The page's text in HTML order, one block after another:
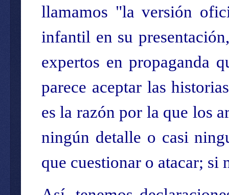
llamamos "la versión
infantil en su
expertos en propaganda
parece aceptar las
es la razón por la que los
ningún detalle o casi
que cuestionar o atacar; si